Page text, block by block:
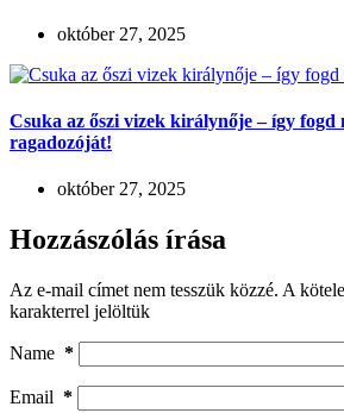
október 27, 2025
Csuka az őszi vizek királynője – így fogd
ragadozóját!
október 27, 2025
Hozzászólás írása
Az e-mail címet nem tesszük közzé. A
karakterrel jelöltük
Name *
Email *